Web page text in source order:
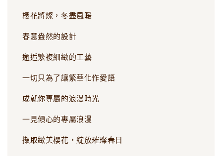
櫻花將燦，冬盡風暖
春意盎然的設計
邂逅繁複細緻的工藝
一切只為了讓繁華化作愛語
成就你專屬的浪漫時光
一見傾心的專屬浪漫
擷取緻美櫻花，綻放璀璨春日